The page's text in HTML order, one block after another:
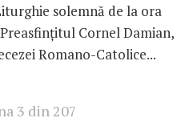
solemnă de la ora
Cornel Damian,
Romano-Catolice...
3 din 207